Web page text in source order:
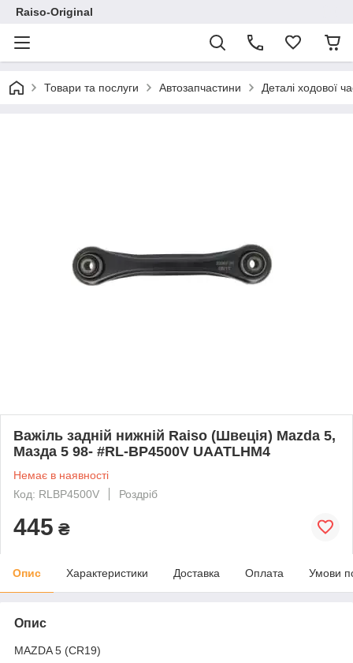
Raiso-Original
Товари та послуги Автозапчастини Деталі ходової
Важіль задній нижній Raiso (Швеція) Mazda 5,
Мазда 5 98- #RL-BP4500V UAATLHM4
Немає в наявності
Код: RLBP4500V
Роздріб
445 ₴
Опис Характеристики Доставка Оплата Умови
Опис
MAZDA 5 (CR19)